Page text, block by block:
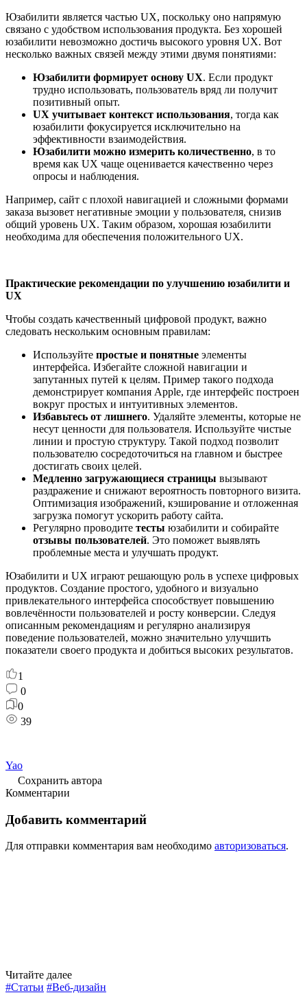
Юзабилити является частью UX, поскольку оно напрямую
связано с удобством использования продукта. Без хорошей
юзабилити невозможно достичь высокого уровня UX. Вот
несколько важных связей между этими двумя понятиями:
Юзабилити формирует основу UX. Если продукт
трудно использовать, пользователь вряд ли получит
позитивный опыт.
UX учитывает контекст использования, тогда как
юзабилити фокусируется исключительно на
эффективности взаимодействия.
Юзабилити можно измерить количественно, в то
время как UX чаще оценивается качественно через
опросы и наблюдения.
Например, сайт с плохой навигацией и сложными формами
заказа вызовет негативные эмоции у пользователя, снизив
общий уровень UX. Таким образом, хорошая юзабилити
необходима для обеспечения положительного UX.
Практические рекомендации по улучшению юзабилити и
UX
Чтобы создать качественный цифровой продукт, важно
следовать нескольким основным правилам:
Используйте простые и понятные элементы
интерфейса. Избегайте сложной навигации и
запутанных путей к целям. Пример такого подхода
демонстрирует компания Apple, где интерфейс построен
вокруг простых и интуитивных элементов.
Избавьтесь от лишнего. Удаляйте элементы, которые не
несут ценности для пользователя. Используйте чистые
линии и простую структуру. Такой подход позволит
пользователю сосредоточиться на главном и быстрее
достигать своих целей.
Медленно загружающиеся страницы вызывают
раздражение и снижают вероятность повторного визита.
Оптимизация изображений, кэширование и отложенная
загрузка помогут ускорить работу сайта.
Регулярно проводите тесты юзабилити и собирайте
отзывы пользователей. Это поможет выявлять
проблемные места и улучшать продукт.
Юзабилити и UX играют решающую роль в успехе цифровых
продуктов. Создание простого, удобного и визуально
привлекательного интерфейса способствует повышению
вовлечённости пользователей и росту конверсии. Следуя
описанным рекомендациям и регулярно анализируя
поведение пользователей, можно значительно улучшить
показатели своего продукта и добиться высоких результатов.
1
0
0
39
Yao
Сохранить автора
Комментарии
Добавить комментарий
Для отправки комментария вам необходимо авторизоваться.
Читайте далее
#Статьи #Веб-дизайн